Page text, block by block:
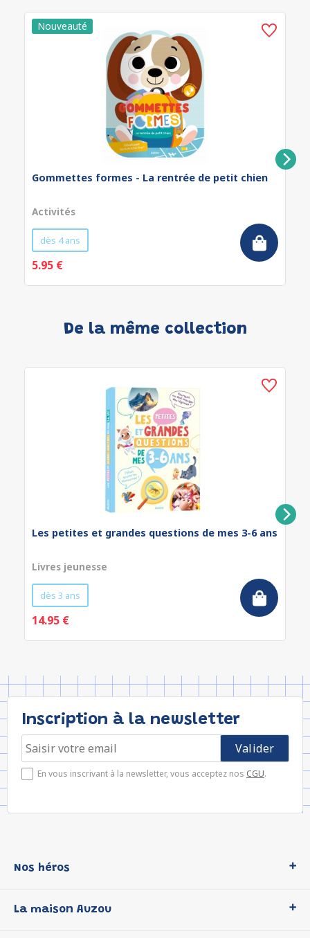
Gommettes formes - La rentrée de petit chien
Activités
dès 4 ans
5.95 €
De la même collection
Les petites et grandes questions de mes 3-6 ans
Livres jeunesse
dès 3 ans
14.95 €
Inscription à la newsletter
En vous inscrivant à la newsletter, vous acceptez nos CGU.
Nos héros
P'tit Loup
La maison Auzou